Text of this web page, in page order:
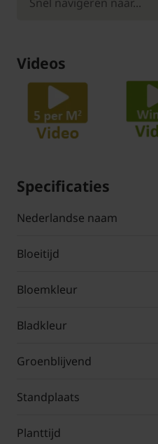
Videos
Specificaties
Nederlandse naam
Bloeitijd
Bloemkleur
Bladkleur
Groenblijvend
Standplaats
Planttijd